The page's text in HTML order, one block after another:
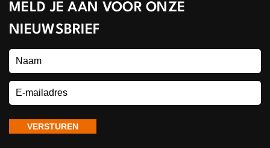
MELD JE AAN VOOR ONZE
NIEUWSBRIEF